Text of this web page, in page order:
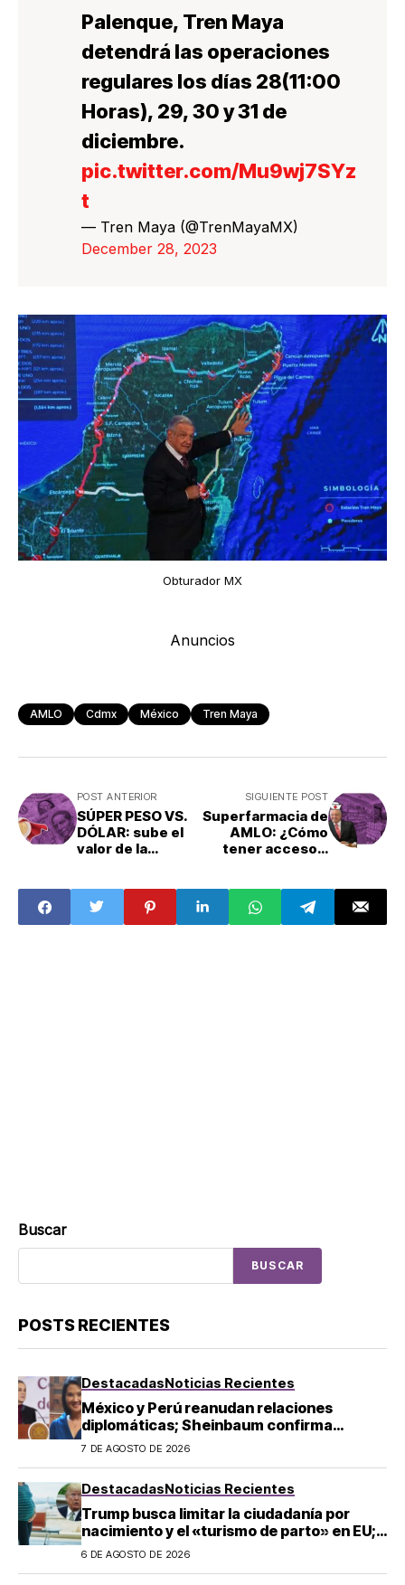
Palenque, Tren Maya
detendrá las operaciones
regulares los días 28(11:00
Horas), 29, 30 y 31 de
diciembre.
pic.twitter.com/Mu9wj7SYz
t
— Tren Maya (@TrenMayaMX)
December 28, 2023
Obturador MX
Anuncios
AMLO Cdmx México Tren Maya
POST ANTERIOR
SÚPER PESO VS.
DÓLAR: sube el
valor de la
SIGUIENTE POST
Superfarmacia de
AMLO: ¿Cómo
tener acceso a
Buscar
BUSCAR
POSTS RECIENTES
DestacadasNoticias Recientes
México y Perú reanudan relaciones
diplomáticas; Sheinbaum confirma
llegada de Betssy Chávez al país
7 DE AGOSTO DE 2026
DestacadasNoticias Recientes
Trump busca limitar la ciudadanía por
nacimiento y el «turismo de parto» en EU;
¿a quién afecta?
6 DE AGOSTO DE 2026